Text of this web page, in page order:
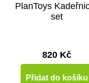
PlanToys
set
820 Kč
Přidat do košíku